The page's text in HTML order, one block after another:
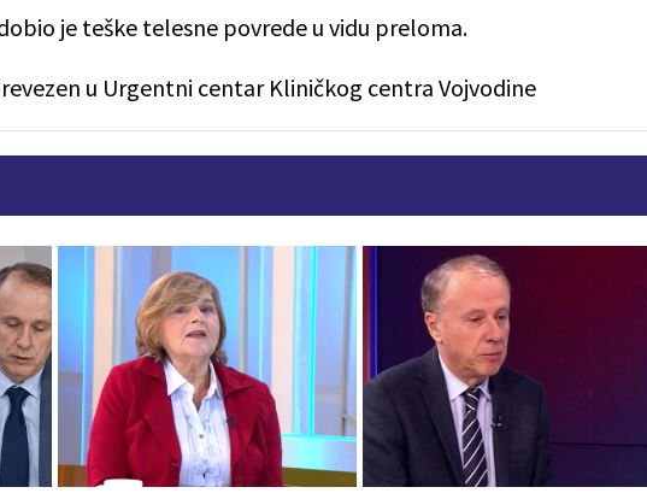
je teške telesne povrede u vidu preloma.
u Urgentni centar Kliničkog centra Vojvodine